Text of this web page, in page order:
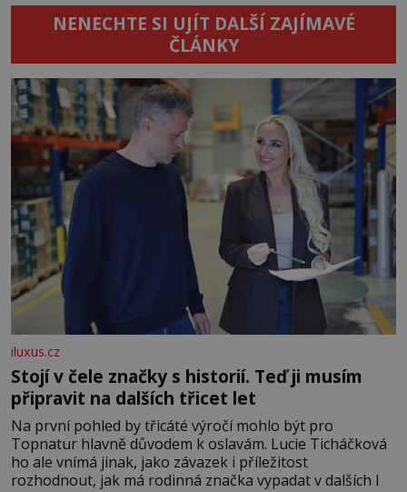
NENECHTE SI UJÍT DALŠÍ ZAJÍMAVÉ
ČLÁNKY
iluxus.cz
Stojí v čele značky s historií. Teď ji musím
připravit na dalších třicet let
Na první pohled by třicáté výročí mohlo být pro
Topnatur hlavně důvodem k oslavám. Lucie Ticháčková
ho ale vnímá jinak, jako závazek i příležitost
rozhodnout, jak má rodinná značka vypadat v dalších l